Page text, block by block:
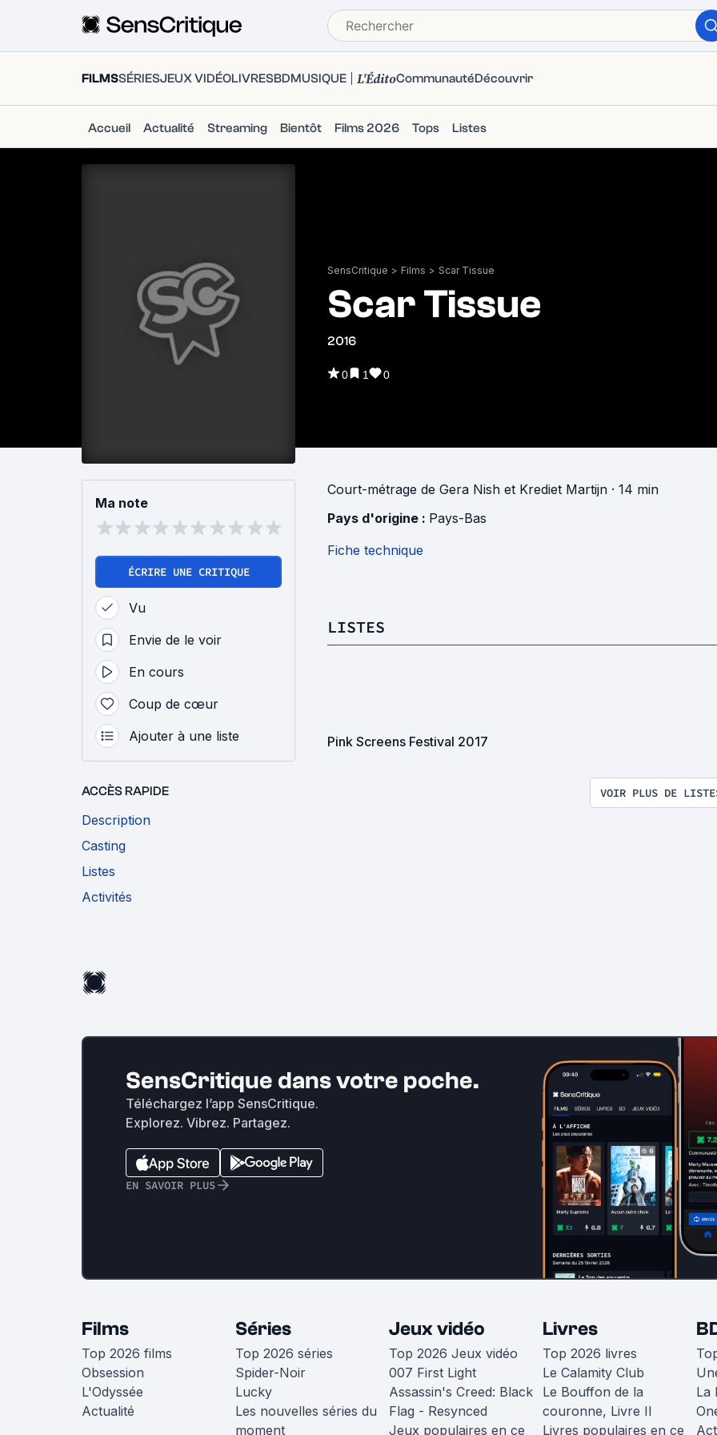
FILMSSÉRIESJEUX VIDÉOLIVRESBDMUSIQUE L'ÉditoCommunautéDécouvrir
Accueil Actualité Streaming Bientôt Films 2026 Tops Listes
SensCritique > Films > Scar Tissue
Scar Tissue
2016
0 1 0
Ma note
ÉCRIRE UNE CRITIQUE
Vu
Envie de le voir
En cours
Coup de cœur
Ajouter à une liste
ACCÈS RAPIDE
Description
Casting
Listes
Activités
Court-métrage de Gera Nish et Krediet Martijn · 14 min
Pays d'origine : Pays-Bas
Fiche technique
LISTES
Pink Screens Festival 2017
VOIR PLUS DE
SensCritique dans votre poche.
Téléchargez l’app SensCritique.
Explorez. Vibrez. Partagez.
EN SAVOIR PLUS
Films
Top 2026 films
Obsession
L'Odyssée
Actualité
Séries
Top 2026 séries
Spider-Noir
Lucky
Les nouvelles séries du
moment
Jeux vidéo
Top 2026 Jeux vidéo
007 First Light
Assassin's Creed: Black
Flag - Resynced
Jeux populaires en ce
Livres
Top 2026 livres
Le Calamity Club
Le Bouffon de la
couronne, Livre II
Livres populaires en ce
La